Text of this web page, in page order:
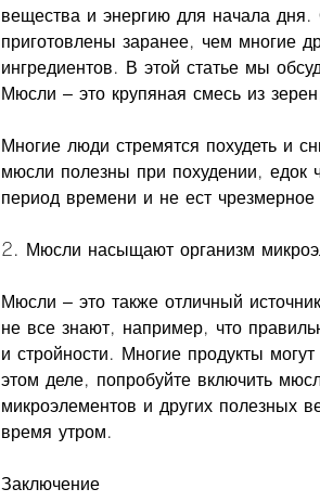
вещества и энергию для начала дня.
приготовлены заранее, чем многие
ингредиентов. В этой статье мы
Мюсли – это крупяная смесь из
Многие люди стремятся похудеть и
мюсли полезны при похудении, едок
период времени и не ест чрезмерное
2. Мюсли насыщают организм
Мюсли – это также отличный
не все знают, например, что
и стройности. Многие продукты
этом деле, попробуйте включить
микроэлементов и других полезных
время утром.
Заключение